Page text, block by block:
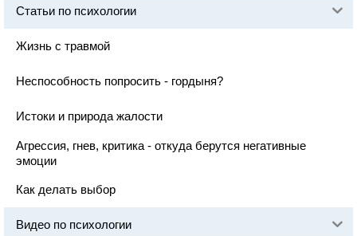
Статьи по психологии
Жизнь с травмой
Неспособность попросить - гордыня?
Истоки и природа жалости
Агрессия, гнев, критика - откуда берутся негативные
эмоции
Как делать выбор
Видео по психологии